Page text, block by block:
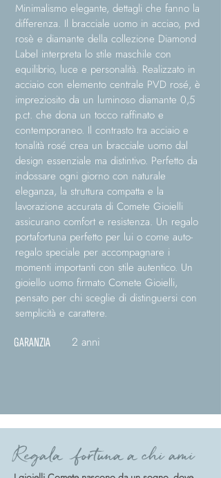
Minimalismo elegante, dettagli che fanno la
differenza. Il bracciale uomo in acciao, pvd
rosè e diamante della collezione Diamond
Label interpreta lo stile maschile con
equilibrio, luce e personalità. Realizzato in
acciaio con elemento centrale PVD rosé, è
impreziosito da un luminoso diamante 0,5
p.ct. che dona un tocco raffinato e
contemporaneo. Il contrasto tra acciaio e
tonalità rosé crea un bracciale uomo dal
design essenziale ma distintivo. Perfetto da
indossare ogni giorno con naturale
eleganza, la struttura compatta e la
lavorazione accurata di Comete Gioielli
assicurano comfort e resistenza. Un regalo
portafortuna perfetto per lui o come auto-
regalo speciale per accompagnare i
momenti importanti con stile autentico. Un
gioiello uomo firmato Comete Gioielli,
pensato per chi sceglie di distinguersi con
semplicità e carattere.
GARANZIA 2 anni
Regala fortuna a chi ami